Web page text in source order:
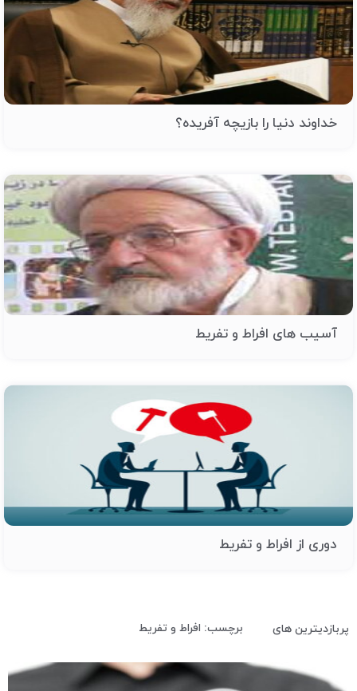
خداوند دنیا را بازیچه آفریده؟
آسیب های افراط و تفریط
دوری از افراط و تفریط
پربازدیترین های برچسب: افراط و تفریط